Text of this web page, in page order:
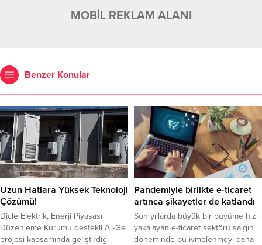
MOBİL REKLAM ALANI
Benzer Konular
Uzun Hatlara Yüksek Teknoloji
Çözümü!
Dicle Elektrik, Enerji Piyasası
Düzenleme Kurumu destekli Ar-Ge
projesi kapsamında geliştirdiği
Pandemiyle birlikte e-ticaret
artınca şikayetler de katlandı
Son yıllarda büyük bir büyüme hızı
yakalayan e-ticaret sektörü salgın
döneminde bu ivmelenmeyi daha